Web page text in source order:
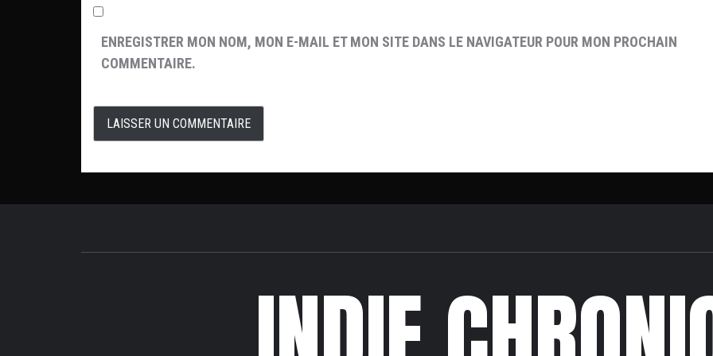
ENREGISTRER MON NOM, MON E-MAIL ET MON SITE DANS LE NAVIGATEUR POUR MON PROCHAIN
COMMENTAIRE.